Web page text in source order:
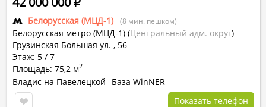
Белорусская (МЦД-1) (8 мин. пешком)
Белорусская метро (МЦД-1) (Центральный адм. округ)
Грузинская Большая ул. , 56
Этаж: 5 / 7
Площадь: 75,2 м2
Владис на Павелецкой
База WinNER
Показать телефон